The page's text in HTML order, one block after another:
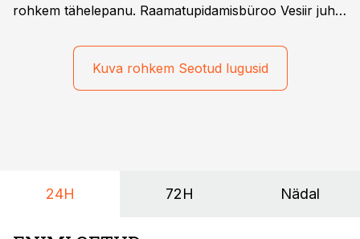
rohkem tähelepanu. Raamatupidamisbüroo Vesiir juht
mõjutavad enim auto kasutamist, laenusuhteid ja
dividendide maksustamist ning kus peituvad suurimad
riskikohad.
Kuva rohkem Seotud lugusid
24H 72H Nädal